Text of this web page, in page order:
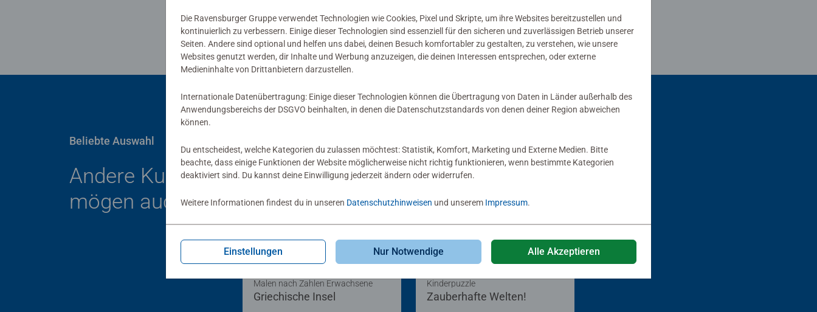
Beliebte Auswahl
Andere Kunden
mögen auch
Griechische Insel
Malen nach Zahlen Erwachsene
Zauberhafte Welten!
Kinderpuzzle
Die Ravensburger Gruppe verwendet Technologien wie Cookies, Pixel und Skripte, um ihre Websites bereitzustellen und
kontinuierlich zu verbessern. Einige dieser Technologien sind essenziell für den sicheren und zuverlässigen Betrieb unserer
Seiten. Andere sind optional und helfen uns dabei, deinen Besuch komfortabler zu gestalten, zu verstehen, wie unsere
Websites genutzt werden, dir Inhalte und Werbung anzuzeigen, die deinen Interessen entsprechen, oder externe
Medieninhalte von Drittanbietern darzustellen.
Internationale Datenübertragung: Einige dieser Technologien können die Übertragung von Daten in Länder außerhalb des
Anwendungsbereichs der DSGVO beinhalten, in denen die Datenschutzstandards von denen deiner Region abweichen
können.
Du entscheidest, welche Kategorien du zulassen möchtest: Statistik, Komfort, Marketing und Externe Medien. Bitte
beachte, dass einige Funktionen der Website möglicherweise nicht richtig funktionieren, wenn bestimmte Kategorien
deaktiviert sind. Du kannst deine Einwilligung jederzeit ändern oder widerrufen.
Weitere Informationen findest du in unseren Datenschutzhinweisen und unserem Impressum.
Einstellungen Nur Notwendige Alle Akzeptieren